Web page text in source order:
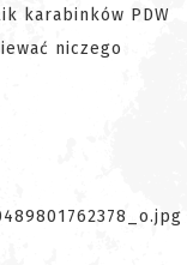
karabinków PDW
niczego